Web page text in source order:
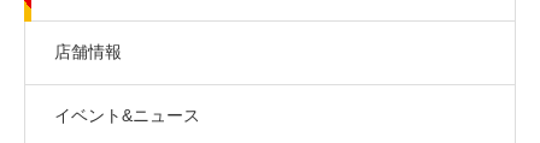
店舗情報
イベント&ニュース